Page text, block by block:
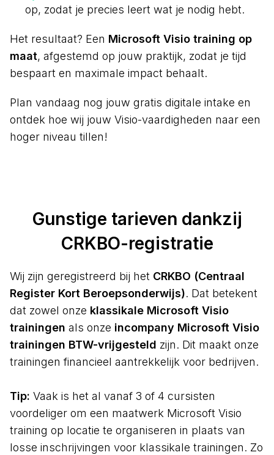
op, zodat je precies leert wat je nodig hebt.
Het resultaat? Een Microsoft Visio training op
maat, afgestemd op jouw praktijk, zodat je tijd
bespaart en maximale impact behaalt.
Plan vandaag nog jouw gratis digitale intake en
ontdek hoe wij jouw Visio-vaardigheden naar een
hoger niveau tillen!
Gunstige tarieven dankzij
CRKBO-registratie
Wij zijn geregistreerd bij het CRKBO (Centraal
Register Kort Beroepsonderwijs). Dat betekent
dat zowel onze klassikale Microsoft Visio
trainingen als onze incompany Microsoft Visio
trainingen BTW-vrijgesteld zijn. Dit maakt onze
trainingen financieel aantrekkelijk voor bedrijven.
Tip: Vaak is het al vanaf 3 of 4 cursisten
voordeliger om een maatwerk Microsoft Visio
training op locatie te organiseren in plaats van
losse inschrijvingen voor klassikale trainingen. Zo